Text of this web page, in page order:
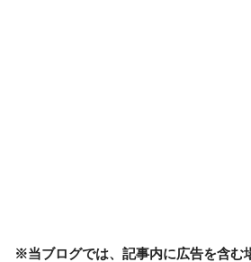
※当ブログでは、記事内に広告を含む